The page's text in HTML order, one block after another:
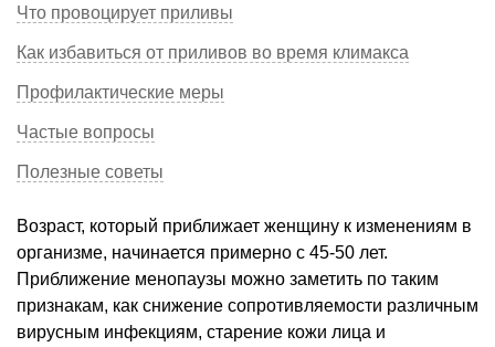
Что провоцирует приливы
Как избавиться от приливов во время климакса
Профилактические меры
Частые вопросы
Полезные советы
Возраст, который приближает женщину к изменениям в
организме, начинается примерно с 45-50 лет.
Приближение менопаузы можно заметить по таким
признакам, как снижение сопротивляемости различным
вирусным инфекциям, старение кожи лица и